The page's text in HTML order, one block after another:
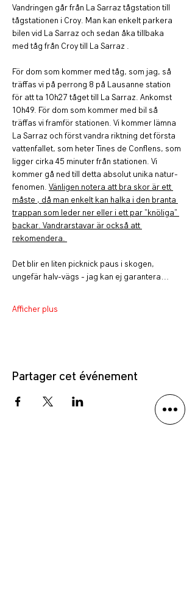
Vandringen går från La Sarraz tågstation till
tågstationen i Croy. Man kan enkelt parkera
bilen vid La Sarraz och sedan åka tillbaka
med tåg från Croy till La Sarraz .
För dom som kommer med tåg, som jag, så
träffas vi på perrong 8 på Lausanne station
för att ta 10h27 tåget till La Sarraz. Ankomst
10h49. För dom som kommer med bil så
träffas vi framför stationen. Vi kommer lämna
La Sarraz och först vandra riktning det första
vattenfallet, som heter Tines de Conflens, som
ligger cirka 45 minuter från stationen. Vi
kommer gå ned till detta absolut unika natur-
fenomen. Vänligen notera att bra skor är ett
måste , då man enkelt kan halka i den branta
trappan som leder ner eller i ett par "knöliga"
backar. Vandrarstavar är också att
rekomendera.
Det blir en liten picknick paus i skogen,
ungefär halv-vägs - jag kan ej garantera…
Afficher plus
Partager cet événement